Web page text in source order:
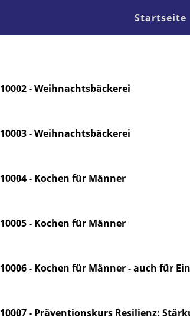
Startseite
10002 - Weihnachtsbäckerei
10003 - Weihnachtsbäckerei
10004 - Kochen für Männer
10005 - Kochen für Männer
10006 - Kochen für Männer - auch für
10007 - Präventionskurs Resilienz: